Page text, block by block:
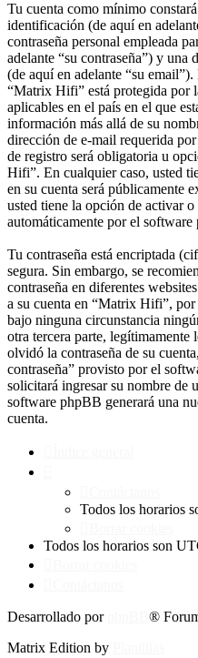
Tu cuenta como mínimo
identificación (de aquí en
contraseña personal empleada
adelante “su contraseña”) y
(de aquí en adelante “su
“Matrix Hifi” está protegida por
aplicables en el país en el que
información más allá de su
dirección de e-mail requerida
de registro será obligatoria u
Hifi”. En cualquier caso, usted
en su cuenta será públicamente
usted tiene la opción de activar
automáticamente por el
Tu contraseña está encriptada
segura. Sin embargo, se
contraseña en diferentes
a su cuenta en “Matrix Hifi”,
bajo ninguna circunstancia
otra tercera parte, legítimamente
olvidó la contraseña de su
contraseña” provisto por el
solicitará ingresar su nombre de
software phpBB generará una
cuenta.
Todos los horarios
Todos los horarios son
Desarrollado por
®
Matrix Edition by